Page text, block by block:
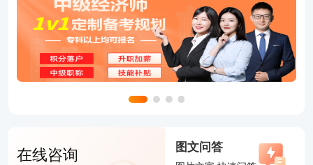
难度稳中略升，不会出现大幅跳跃。考纲和教材框架
基本保持稳定，仅在内容上新增了新质生产力、数字
经济等当前经济热点，同时对相关法规进行了微调。
具体来看：
1.考查重点保持稳定：核心知识点仍是教材内容，强
2.题目形式更注重灵活应用：多选题干扰项设计更加
在线咨询 图文问答